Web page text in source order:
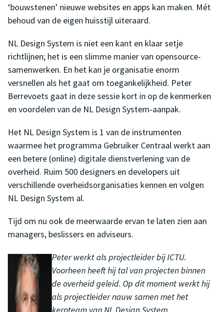
‘bouwstenen’ nieuwe websites en apps kan maken. Mét
behoud van de eigen huisstijl uiteraard.
NL Design System is niet een kant en klaar setje
richtlijnen; het is een slimme manier van opensource-
samenwerken. En het kan je organisatie enorm
versnellen als het gaat om toegankelijkheid. Peter
Berrevoets gaat in deze sessie kort in op de kenmerken
en voordelen van de NL Design System-aanpak.
Het NL Design System is 1 van de instrumenten
waarmee het programma Gebruiker Centraal werkt aan
een betere (online) digitale dienstverlening van de
overheid. Ruim 500 designers en developers uit
verschillende overheidsorganisaties kennen en volgen
NL Design System al.
Tijd om nu ook de meerwaarde ervan te laten zien aan
managers, beslissers en adviseurs.
Peter werkt als projectleider bij ICTU.
Voorheen heeft hij tal van projecten binnen
de overheid geleid. Op dit moment werkt hij
als projectleider nauw samen met het
kernteam van NL Design System.